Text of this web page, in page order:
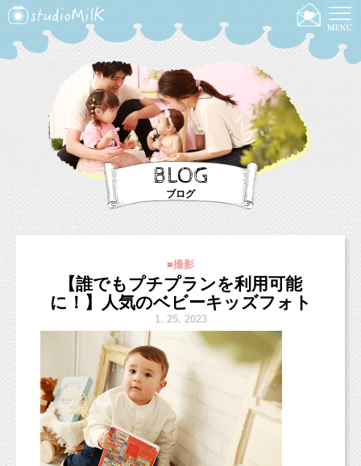
BLOG
ブログ
■撮影
【誰でもプチプランを利用可能
に！】人気のベビーキッズフォト
1. 25. 2023